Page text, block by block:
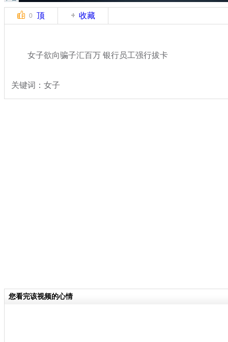
0 顶 收藏
女子欲向骗子汇百万 银行员工强行拔卡
关键词：女子
您看完该视频的心情